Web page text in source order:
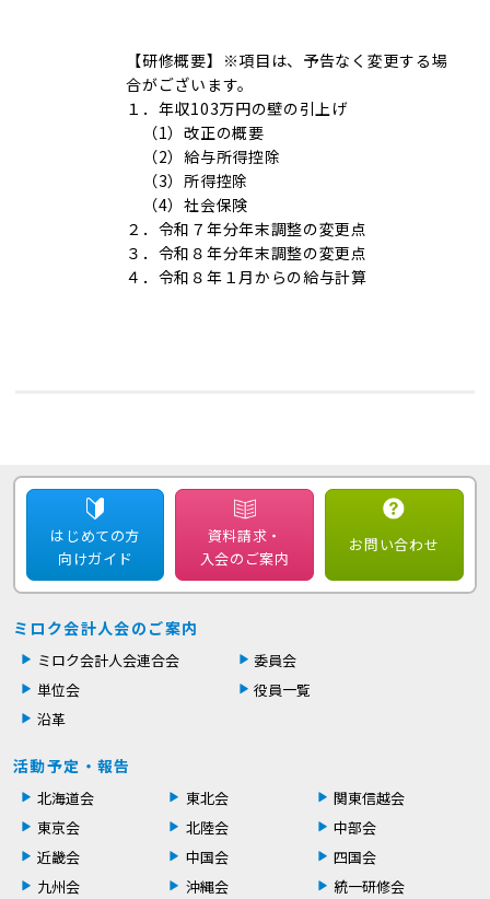
【研修概要】※項目は、予告なく変更する場
合がございます。
１．年収103万円の壁の引上げ
（1）改正の概要
（2）給与所得控除
（3）所得控除
（4）社会保険
２．令和７年分年末調整の変更点
３．令和８年分年末調整の変更点
４．令和８年１月からの給与計算
はじめての方
向けガイド
資料請求・
入会のご案内
お問い合わせ
ミロク会計人会のご案内
ミロク会計人会連合会
委員会
単位会
役員一覧
沿革
活動予定・報告
北海道会 東北会
関東信越会
東京会
北陸会
中部会
近畿会
中国会
四国会
九州会
沖縄会 統一研修会